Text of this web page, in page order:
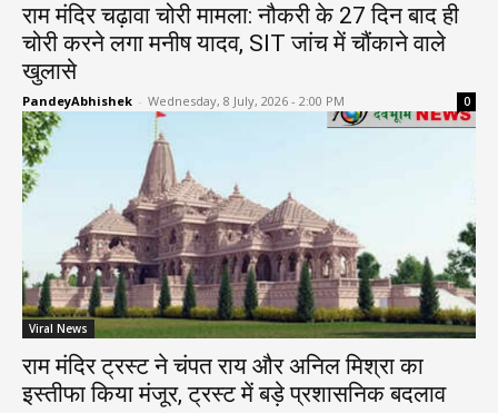
राम मंदिर चढ़ावा चोरी मामला: नौकरी के 27 दिन बाद ही
चोरी करने लगा मनीष यादव, SIT जांच में चौंकाने वाले
खुलासे
PandeyAbhishek - Wednesday, 8 July, 2026 - 2:00 PM 0
Viral News
राम मंदिर ट्रस्ट ने चंपत राय और अनिल मिश्रा का
इस्तीफा किया मंजूर, ट्रस्ट में बड़े प्रशासनिक बदलाव